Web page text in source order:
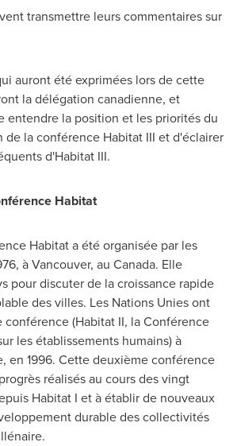
transmettre leurs commentaires sur
auront été exprimées lors de cette
la délégation canadienne, et
entendre la position et les priorités du
de la conférence Habitat III et d'éclairer
d'Habitat III.
Habitat
Habitat a été organisée par les
àVancouver, au Canada. Elle
pour discuter de la croissance rapide
des villes. Les Nations Unies ont
(Habitat II, la Conférence
les établissements humains) à
en 1996. Cette deuxième conférence
réalisés au cours des vingt
Habitat I et à établir de nouveaux
durable des collectivités